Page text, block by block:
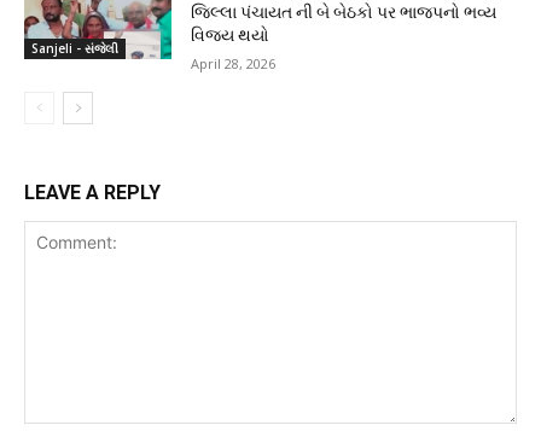
Sanjeli - સંજેલી
જિલ્લા પંચાયત ની બે બેઠકો પર ભાજપનો ભવ્ય
વિજય થયો
April 28, 2026
LEAVE A REPLY